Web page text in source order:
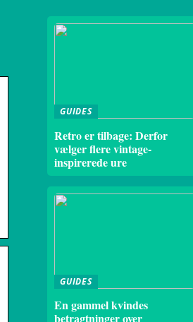
GUIDES
Retro er tilbage: Derfor
vælger flere vintage-
inspirerede ure
GUIDES
En gammel kvindes
betragtninger over